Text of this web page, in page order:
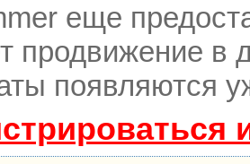
еще
продвижение в
появляются